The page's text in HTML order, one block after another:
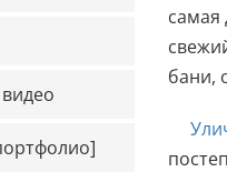
самая
бани,